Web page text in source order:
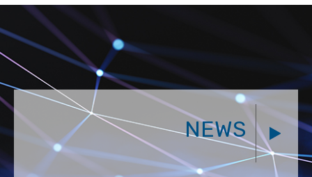
NEWS